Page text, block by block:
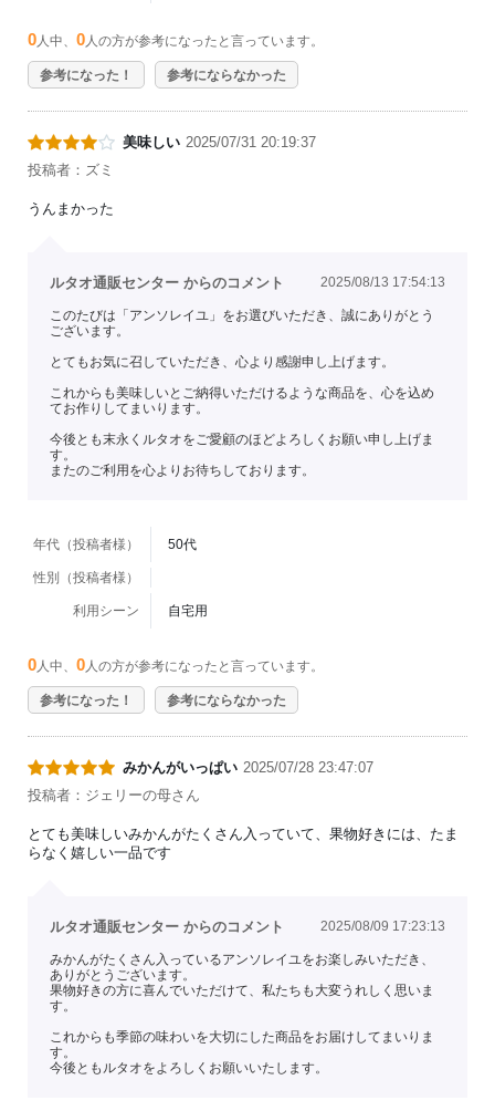
0 人中、 0 人の方が参考になったと言っています。
参考になった！ 参考にならなかった
美味しい 2025/07/31 20:19:37
投稿者：ズミ
うんまかった
ルタオ通販センター からのコメント 2025/08/13 17:54:13
このたびは「アンソレイユ」をお選びいただき、誠にありがとう
ございます。
とてもお気に召していただき、心より感謝申し上げます。
これからも美味しいとご納得いただけるような商品を、心を込め
てお作りしてまいります。
今後とも末永くルタオをご愛顧のほどよろしくお願い申し上げま
す。
またのご利用を心よりお待ちしております。
年代（投稿者様） 50代
性別（投稿者様）
利用シーン 自宅用
0 人中、 0 人の方が参考になったと言っています。
参考になった！ 参考にならなかった
みかんがいっぱい 2025/07/28 23:47:07
投稿者：ジェリーの母さん
とても美味しいみかんがたくさん入っていて、果物好きには、たま
らなく嬉しい一品です
ルタオ通販センター からのコメント 2025/08/09 17:23:13
みかんがたくさん入っているアンソレイユをお楽しみいただき、
ありがとうございます。
果物好きの方に喜んでいただけて、私たちも大変うれしく思いま
す。
これからも季節の味わいを大切にした商品をお届けしてまいりま
す。
今後ともルタオをよろしくお願いいたします。